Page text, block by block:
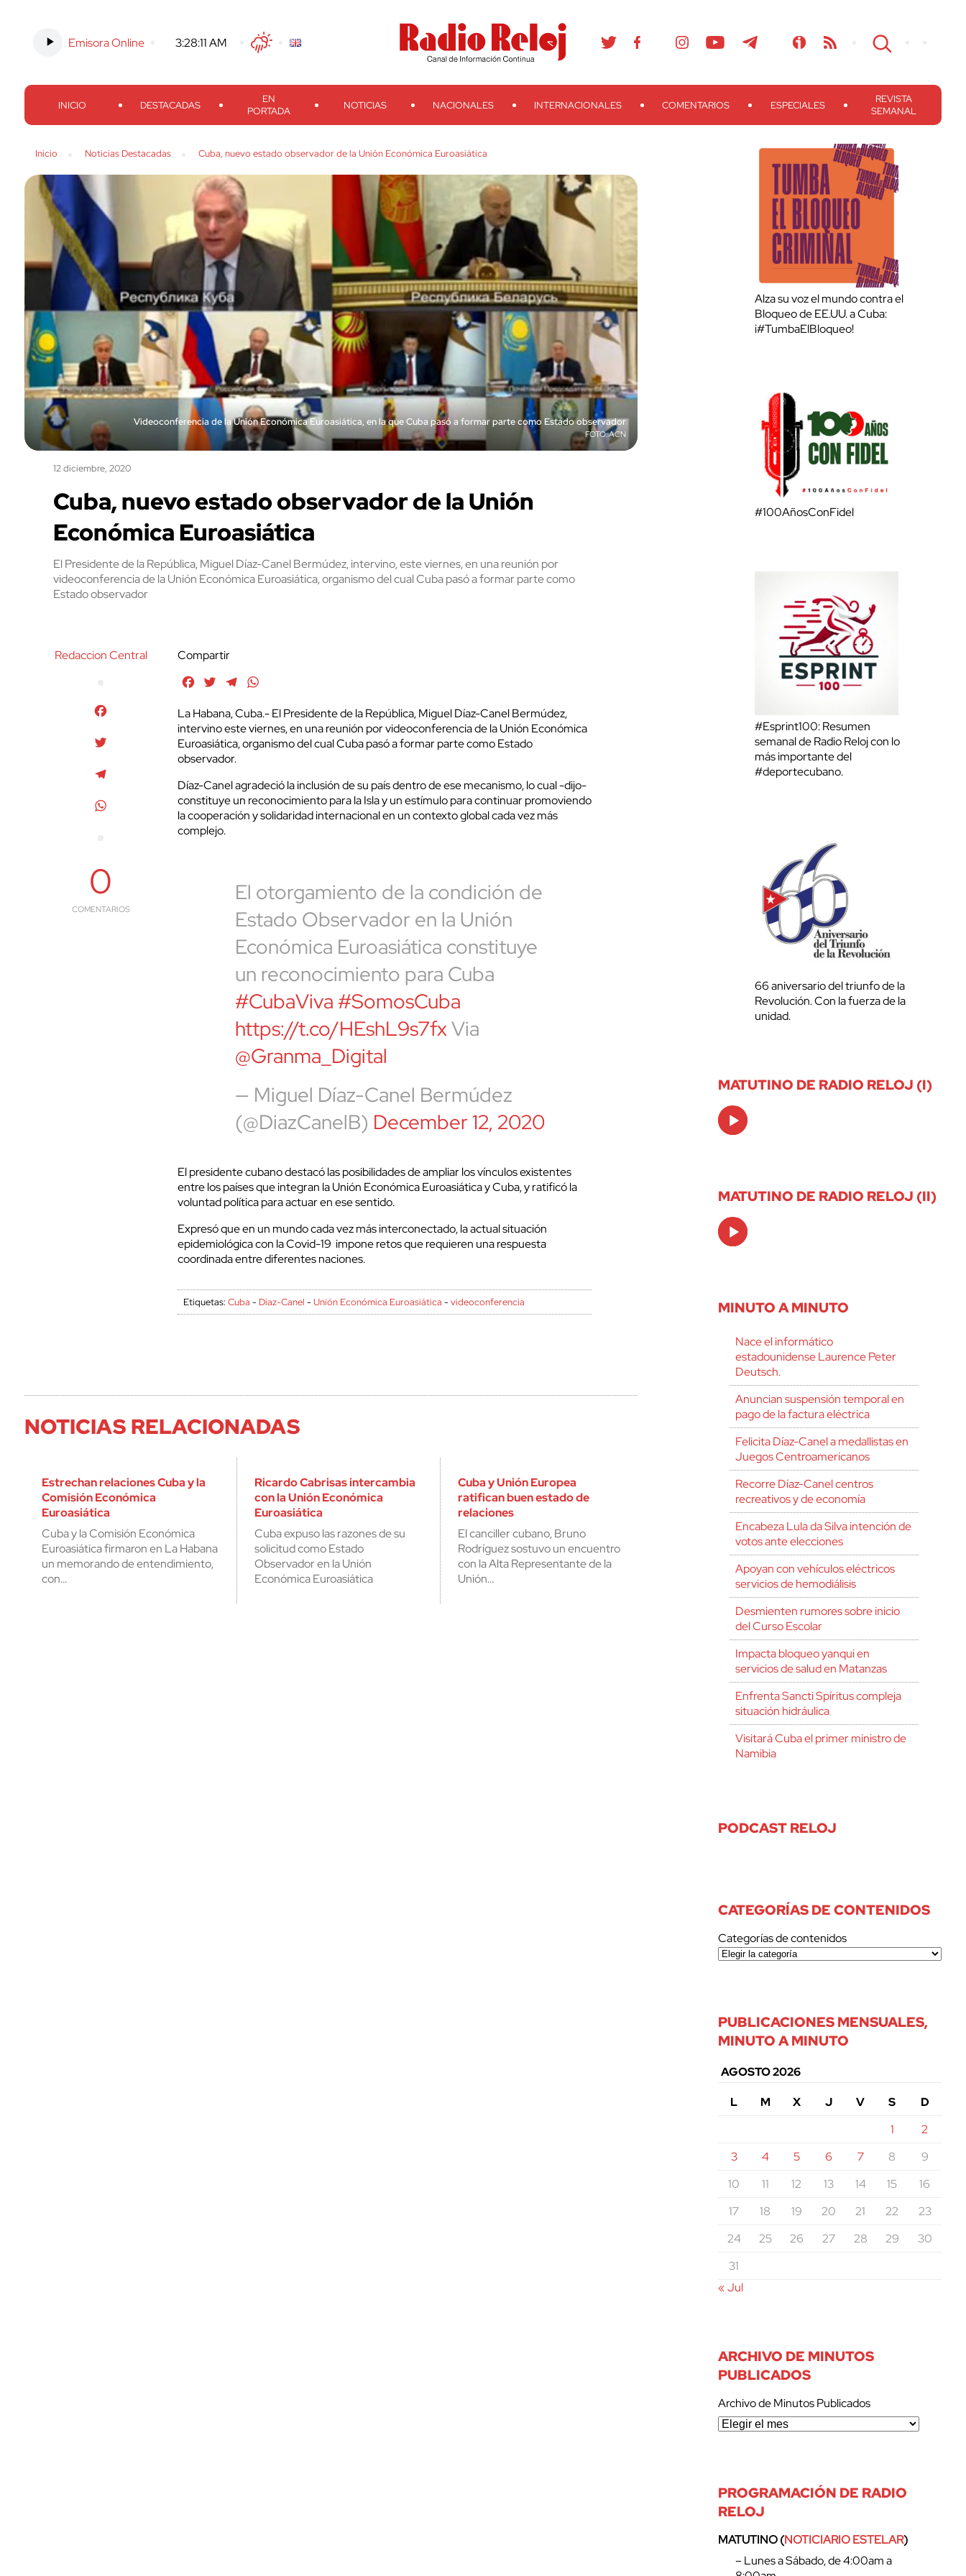
Emisora Online 3:28:13 AM TwitterFacebook
Threads
Instagram TelegramTeveo Ivoox RSS Search
INICIO DESTACADAS
EN
PORTADA
NOTICIAS NACIONALES INTERNACIONALES COMENTARIOS ESPECIALES
REVISTA
SEMANAL
Inicio Noticias Destacadas Cuba, nuevo estado observador de la Unión Económica Euroasiática
Videoconferencia de la Unión Económica Euroasiática, en la que Cuba pasó a formar parte como Estado observador
ACN
12 diciembre, 2020
Cuba, nuevo estado observador de la Unión
Económica Euroasiática
El Presidente de la República, Miguel Díaz-Canel Bermúdez, intervino, este viernes, en una reunión por
videoconferencia de la Unión Económica Euroasiática, organismo del cual Cuba pasó a formar parte como
Estado observador
Redaccion Central
0
COMENTARIOS
Compartir
FacebookTwitterTelegram
La Habana, Cuba.- El Presidente de la República, Miguel Díaz-Canel Bermúdez,
intervino este viernes, en una reunión por videoconferencia de la Unión Económica
Euroasiática, organismo del cual Cuba pasó a formar parte como Estado
observador.
Díaz-Canel agradeció la inclusión de su país dentro de ese mecanismo, lo cual -dijo-
constituye un reconocimiento para la Isla y un estímulo para continuar promoviendo
la cooperación y solidaridad internacional en un contexto global cada vez más
complejo.
El otorgamiento de la condición de
Estado Observador en la Unión
Económica Euroasiática constituye
un reconocimiento para Cuba
#CubaViva#SomosCuba
https://t.co/HEshL9s7fxVia
@Granma_Digital
— Miguel Díaz-Canel Bermúdez
(@DiazCanelB) December 12, 2020
El presidente cubano destacó las posibilidades de ampliar los vínculos existentes
entre los países que integran la Unión Económica Euroasiática y Cuba, y ratificó la
voluntad política para actuar en ese sentido.
Expresó que en un mundo cada vez más interconectado, la actual situación
epidemiológica con la Covid-19 impone retos que requieren una respuesta
coordinada entre diferentes naciones.
Etiquetas:Cuba - Díaz-Canel -Unión Económica Euroasiática -videoconferencia
NOTICIAS RELACIONADAS
Estrechan relaciones Cuba y la
Comisión Económica
Euroasiática
Cuba y la Comisión Económica
Euroasiática firmaron en La Habana
un memorando de entendimiento,
con…
Ricardo Cabrisas intercambia
con la Unión Económica
Euroasiática
Cuba expuso las razones de su
solicitud como Estado
Observador en la Unión
Económica Euroasiática
Cuba y Unión Europea
ratifican buen estado de
relaciones
El canciller cubano, Bruno
Rodríguez sostuvo un encuentro
con la Alta Representante de la
Unión…
Alza su voz el mundo contra el
Bloqueo de EE.UU. a Cuba:
¡#TumbaElBloqueo!
#100AñosConFidel
#Esprint100: Resumen
semanal de Radio Reloj con lo
más importante del
#deportecubano.
66 aniversario del triunfo de la
Revolución. Con la fuerza de la
unidad.
MATUTINO DE RADIO RELOJ (I)
Audio
Player
MATUTINO DE RADIO RELOJ (II)
Audio
Player
MINUTO A MINUTO
Nace el informático
estadounidense Laurence Peter
Deutsch.
Anuncian suspensión temporal en
pago de la factura eléctrica
Felicita Díaz-Canel a medallistas en
Juegos Centroamericanos
Recorre Díaz-Canel centros
recreativos y de economía
Encabeza Lula da Silva intención de
votos ante elecciones
Apoyan con vehículos eléctricos
servicios de hemodiálisis
Desmienten rumores sobre inicio
del Curso Escolar
Impacta bloqueo yanqui en
servicios de salud en Matanzas
Enfrenta Sancti Spíritus compleja
situación hidráulica
Visitará Cuba el primer ministro de
Namibia
PODCAST RELOJ
CATEGORÍAS DE CONTENIDOS
Categorías de contenidos
PUBLICACIONES MENSUALES,
MINUTO A MINUTO
AGOSTO 2026
L
M X J V S
D
1
2
3
4 5 6 7 8
9
10
11 12 13 14 15
16
17
18 19 20 21 22
23
24
25 26 27 28 29
30
31
« Jul
ARCHIVO DE MINUTOS
PUBLICADOS
Archivo de Minutos Publicados
PROGRAMACIÓN DE RADIO
RELOJ
MATUTINO (NOTICIARIO ESTELAR)
– Lunes a Sábado, de 4:00am a